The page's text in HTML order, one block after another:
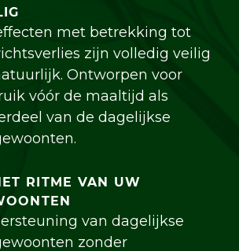
met betrekking tot
zijn volledig veilig
Ontworpen voor
vóór de maaltijd als
van de dagelijkse
RITME VAN UW
van dagelijkse
zonder